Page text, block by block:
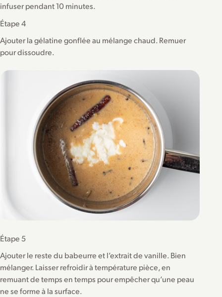
infuser pendant 10 minutes.
Étape 4
Ajouter la gélatine gonflée au mélange chaud. Remuer
pour dissoudre.
Étape 5
Ajouter le reste du babeurre et l’extrait de vanille. Bien
mélanger. Laisser refroidir à température pièce, en
remuant de temps en temps pour empêcher qu’une peau
ne se forme à la surface.